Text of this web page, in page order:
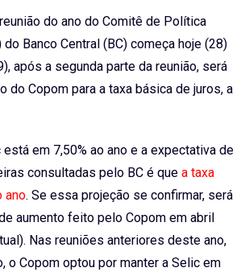
do ano do Comitê de Política
do Banco Central (BC) começa hoje (28)
após a segunda parte da reunião, será
do Copom para a taxa básica de juros, a
em 7,50% ao ano e a expectativa de
consultadas pelo BC é que a taxa
ano. Se essa projeção se confirmar, será
aumento feito pelo Copom em abril
Nas reuniões anteriores deste ano,
o Copom optou por manter a Selic em